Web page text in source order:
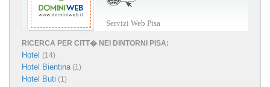
Servizi Web Pisa
RICERCA PER CITT� NEI DINTORNI PISA:
Hotel (14)
Hotel Bientina(1)
Hotel Buti (1)